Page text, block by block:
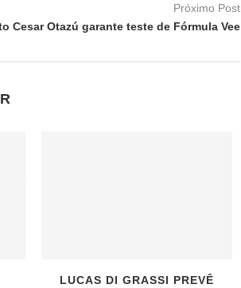
Próximo Post
Cesar Otazú garante teste de Fórmula Vee
LUCAS DI GRASSI PREVÊ